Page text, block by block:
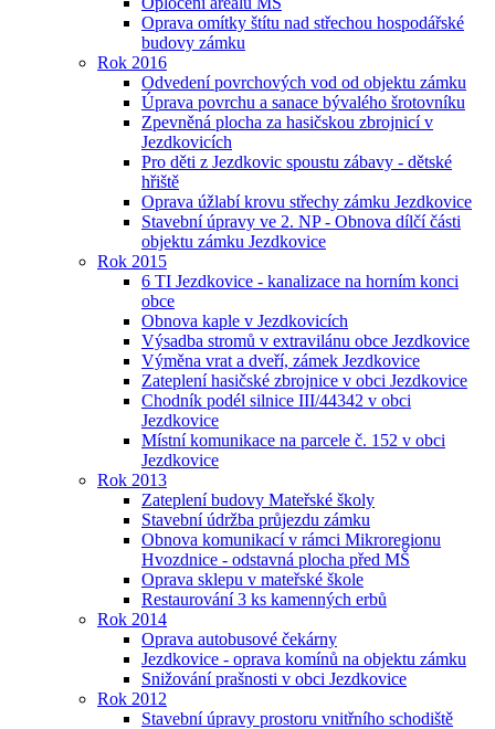
Oprava omítky štítu nad střechou hospodářské
budovy zámku
Rok 2016
Odvedení povrchových vod od objektu zámku
Úprava povrchu a sanace bývalého šrotovníku
Zpevněná plocha za hasičskou zbrojnicí v
Jezdkovicích
Pro děti z Jezdkovic spoustu zábavy - dětské
hřiště
Oprava úžlabí krovu střechy zámku Jezdkovice
Stavební úpravy ve 2. NP - Obnova dílčí části
objektu zámku Jezdkovice
Rok 2015
6 TI Jezdkovice - kanalizace na horním konci
obce
Obnova kaple v Jezdkovicích
Výsadba stromů v extravilánu obce Jezdkovice
Výměna vrat a dveří, zámek Jezdkovice
Zateplení hasičské zbrojnice v obci Jezdkovice
Chodník podél silnice III/44342 v obci
Jezdkovice
Místní komunikace na parcele č. 152 v obci
Jezdkovice
Rok 2013
Zateplení budovy Mateřské školy
Stavební údržba průjezdu zámku
Obnova komunikací v rámci Mikroregionu
Hvozdnice - odstavná plocha před MŠ
Oprava sklepu v mateřské škole
Restaurování 3 ks kamenných erbů
Rok 2014
Oprava autobusové čekárny
Jezdkovice - oprava komínů na objektu zámku
Snižování prašnosti v obci Jezdkovice
Rok 2012
Stavební úpravy prostoru vnitřního schodiště